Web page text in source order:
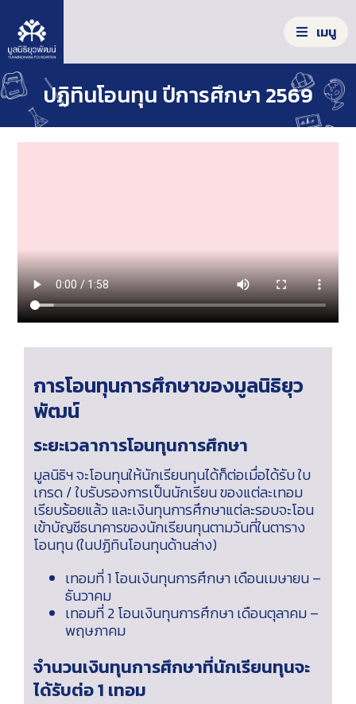
t
o
o
เมนู
S
e
รู้จักมูลนิธิ
ร่วมลงมือทำ
ข่าวสาร/รายงาน
ปฏิทินโอนทุน ปีการศึกษา 2569
การโอนทุนการศึกษาของมูลนิธิยุว
พัฒน์
ระยะเวลาการโอนทุนการศึกษา
มูลนิธิฯ จะโอนทุนให้นักเรียนทุนได้ก็ต่อเมื่อได้รับ ใบ
เกรด / ใบรับรองการเป็นนักเรียน ของแต่ละเทอม
เรียบร้อยแล้ว และเงินทุนการศึกษาแต่ละรอบจะโอน
เข้าบัญชีธนาคารของนักเรียนทุนตามวันที่ในตาราง
โอนทุน (ในปฏิทินโอนทุนด้านล่าง)
เทอมที่ 1 โอนเงินทุนการศึกษา เดือนเมษายน –
ธันวาคม
เทอมที่ 2 โอนเงินทุนการศึกษา เดือนตุลาคม –
พฤษภาคม
จำนวนเงินทุนการศึกษาที่นักเรียนทุนจะ
ได้รับต่อ 1 เทอม